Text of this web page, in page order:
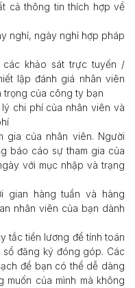
cả thông tin thích hợp về
nghỉ, ngày nghỉ hợp pháp
các khảo sát trực tuyến /
lập đánh giá nhân viên
trọng của công ty bạn
chi phí của nhân viên và
gia của nhân viên. Người
báo cáo sự tham gia của
với mục nhập và trạng
gian hàng tuần và hàng
nhân viên của bạn dành
tắc tiền lương để tính toán
đăng ký đóng góp. Các
để bạn có thể dễ dàng
muốn của mình mà không